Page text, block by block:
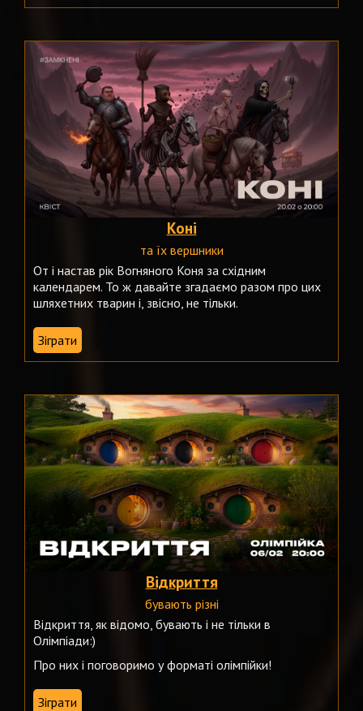
Коні
та їх вершники
От і настав рік Вогняного Коня за східним
календарем. То ж давайте згадаємо разом про цих
шляхетних тварин і, звісно, не тільки.
Зіграти
Відкриття
бувають різні
Відкриття, як відомо, бувають і не тільки в
Олімпіади:)
Про них і поговоримо у форматі олімпійки!
Зіграти